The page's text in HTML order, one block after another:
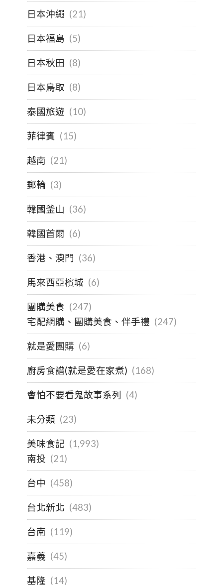
日本沖繩 (21)
日本福島 (5)
日本秋田 (8)
日本鳥取 (8)
泰國旅遊 (10)
菲律賓 (15)
越南 (21)
郵輪 (3)
韓國釜山 (36)
韓國首爾 (6)
香港、澳門 (36)
馬來西亞檳城 (6)
團購美食 (247)
宅配網購、團購美食、伴手禮 (247)
就是愛團購 (6)
廚房食譜(就是愛在家煮) (168)
會怕不要看鬼故事系列 (4)
未分類 (23)
美味食記 (1,993)
南投 (21)
台中 (458)
台北新北 (483)
台南 (119)
嘉義 (45)
基隆 (14)